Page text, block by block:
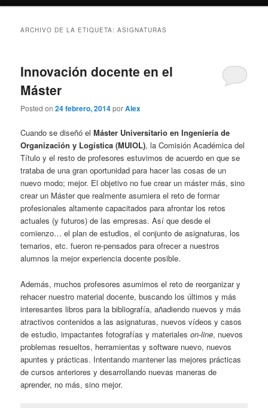
ARCHIVO DE LA ETIQUETA:ASIGNATURAS
Innovación docente en el
Máster
Posted on24 febrero, 2014porAlex
Cuando se diseñó elMáster Universitario en Ingeniería de
Organización y Logística (MUIOL), la Comisión Académica del
Título y el resto de profesores estuvimos de acuerdo en que se
trataba de una gran oportunidad para hacer las cosas de un
nuevo modo; mejor. El objetivo no fue crear un máster más, sino
crear un Máster que realmente asumiera el reto de formar
profesionales altamente capacitados para afrontar los retos
actuales (y futuros) de las empresas. Así que desde el
comienzo… el plan de estudios, el conjunto de asignaturas, los
temarios, etc. fueron re-pensados para ofrecer a nuestros
alumnos la mejor experiencia docente posible.
Además, muchos profesores asumimos el reto de reorganizar y
rehacer nuestro material docente, buscando los últimos y más
interesantes libros para la bibliografía, añadiendo nuevos y más
atractivos contenidos a las asignaturas, nuevos vídeos y casos
de estudio, impactantes fotografías y materialeson-line, nuevos
problemas resueltos, herramientas y software nuevo, nuevos
apuntes y prácticas. Intentando mantener las mejores prácticas
de cursos anteriores y desarrollando nuevas maneras de
aprender, no más, sino mejor.